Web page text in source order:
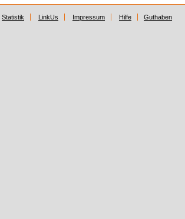
Statistik LinkUs Impressum Hilfe Guthaben